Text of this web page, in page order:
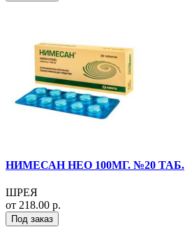
НИМЕСАН НЕО 100МГ. №20 ТАБ.
ШРЕЯ
от 218.00 р.
Под заказ